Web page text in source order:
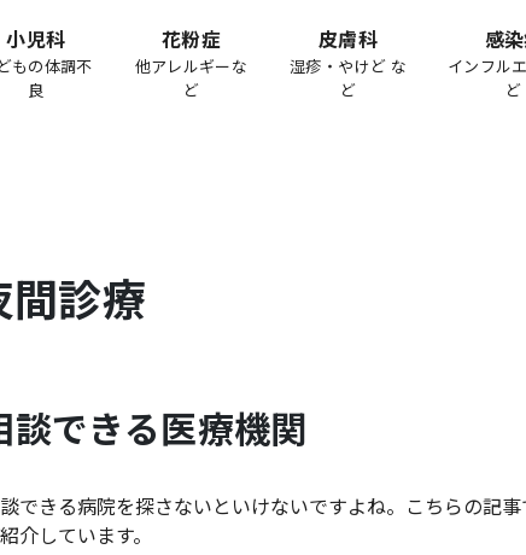
小児科
もの体調不
良
花粉症
他アレルギーな
ど
皮膚科
湿疹・やけど な
ど
感
インフル
ど
間診療
できる医療機関
できる病院を探さないといけないですよね。こちらの記事
介しています。